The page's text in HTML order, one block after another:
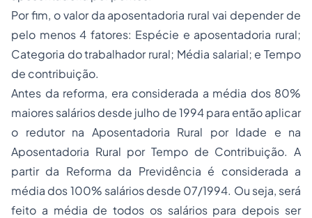
Por fim, o valor da aposentadoria rural vai depender de
pelo menos 4 fatores: Espécie e aposentadoria rural;
Categoria do trabalhador rural; Média salarial; e Tempo
de contribuição.
Antes da reforma, era considerada a média dos 80%
maiores salários desde julho de 1994 para então aplicar
o redutor na Aposentadoria Rural por Idade e na
Aposentadoria Rural por Tempo de Contribuição. A
partir da Reforma da Previdência é considerada a
média dos 100% salários desde 07/1994. Ou seja, será
feito a média de todos os salários para depois ser